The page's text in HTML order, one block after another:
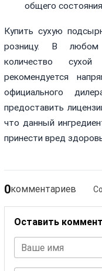
общего
Купить сухую
розницу. В любом
количество
рекомендуется
официального
предоставить
что данный
принести вред
0комментариев
Оставить
Ваше имя